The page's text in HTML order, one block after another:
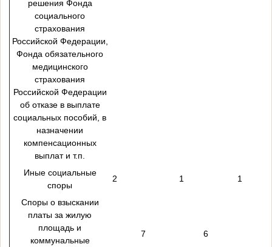
решения Фонда
социального
страхования
Российской Федерации,
Фонда обязательного
медицинского
страхования
Российской Федерации
об отказе в выплате
социальных пособий, в
назначении
компенсационных
выплат и т.п.
Иные социальные
споры
2 1 1
Споры о взыскании
платы за жилую
площадь и
коммунальные
7 6